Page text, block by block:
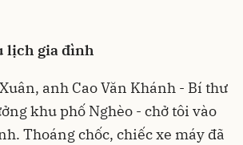
lịch gia đình
anh Cao Văn Khánh - Bí thư
khu phố Nghèo - chở tôi vào
Thoáng chốc, chiếc xe máy đã